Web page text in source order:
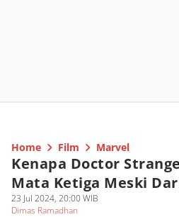
Home Film Marvel
Kenapa Doctor
Mata Ketiga Meski
23 Jul 2024, 20:00 WIB
Dimas Ramadhan